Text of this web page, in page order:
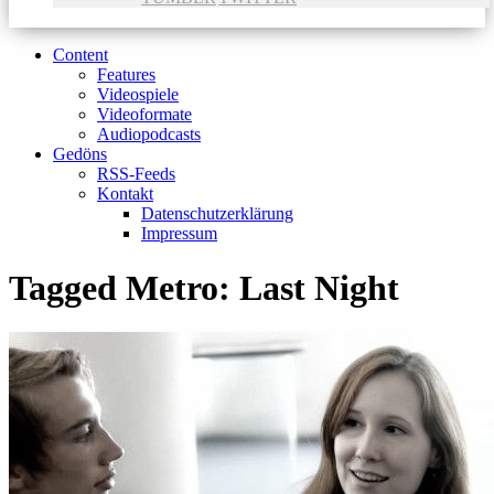
Content
Features
Videospiele
Videoformate
Audiopodcasts
Gedöns
RSS-Feeds
Kontakt
Datenschutzerklärung
Impressum
Tagged Metro: Last Night